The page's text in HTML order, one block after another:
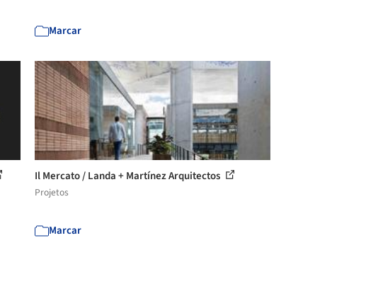
Marcar
Il Mercato / Landa + Martínez Arquitectos
Projetos
Marcar